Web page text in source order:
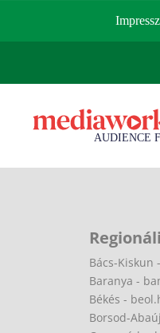
Bács-Kiskun
Baranya -
Békés -
Borsod-